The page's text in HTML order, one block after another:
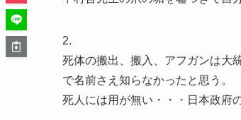
2.
死体の搬出、搬入、アフガンは大
で名前さえ知らなかったと思う。
死人には用が無い・・・日本政府